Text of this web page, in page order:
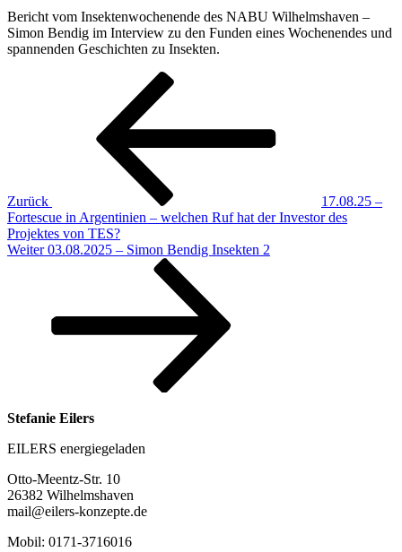
Bericht vom Insektenwochenende des NABU Wilhelmshaven –
Simon Bendig im Interview zu den Funden eines Wochenendes und
spannenden Geschichten zu Insekten.
Beitragsnavigation
Zurück
17.08.25 –
Fortescue in Argentinien – welchen Ruf hat der Investor des
Projektes von TES?
Nächster
Weiter 03.08.2025 – Simon Bendig Insekten 2
Stefanie Eilers
EILERS energiegeladen
Otto-Meentz-Str. 10
26382 Wilhelmshaven
mail@eilers-konzepte.de
Mobil: 0171-3716016